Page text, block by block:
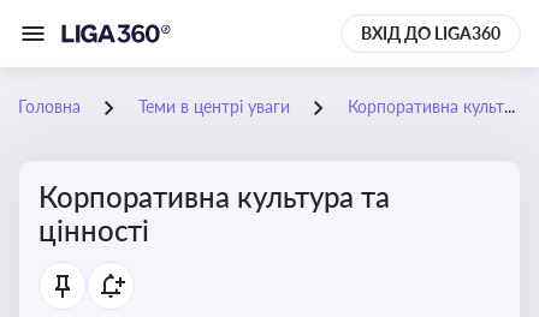
ВХІД ДО LIGA360
Головна Теми в центрі уваги Корпоративна культура та цінності
Корпоративна культура та
цінності